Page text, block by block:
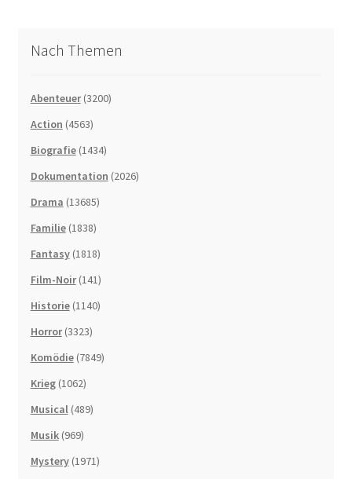
Nach Themen
Abenteuer (3200)
Action (4563)
Biografie (1434)
Dokumentation (2026)
Drama (13685)
Familie (1838)
Fantasy (1818)
Film-Noir (141)
Historie (1140)
Horror (3323)
Komödie (7849)
Krieg (1062)
Musical (489)
Musik (969)
Mystery (1971)